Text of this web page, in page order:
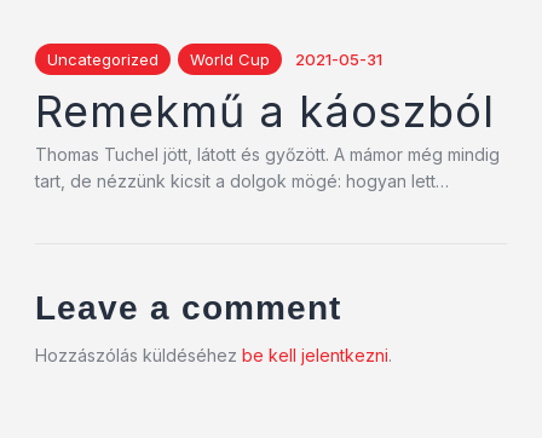
Uncategorized World Cup 2021-05-31
Remekmű a káoszból
Thomas Tuchel jött, látott és győzött. A mámor még mindig
tart, de nézzünk kicsit a dolgok mögé: hogyan lett…
Leave a comment
Hozzászólás küldéséhez be kell jelentkezni.